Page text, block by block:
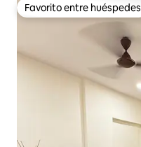
Favorito entre huéspedes
Favorito entre huéspedes